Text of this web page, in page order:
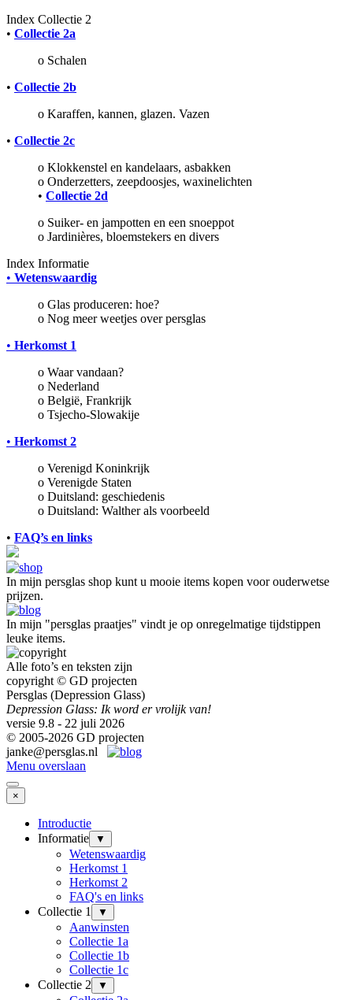
Index Collectie 2
• Collectie 2a
o Schalen
• Collectie 2b
o Karaffen, kannen, glazen. Vazen
• Collectie 2c
o Klokkenstel en kandelaars, asbakken
o Onderzetters, zeepdoosjes, waxinelichten
• Collectie 2d
o Suiker- en jampotten en een snoeppot
o Jardinières, bloemstekers en divers
Index Informatie
• Wetenswaardig
o Glas produceren: hoe?
o Nog meer weetjes over persglas
• Herkomst 1
o Waar vandaan?
o Nederland
o België, Frankrijk
o Tsjecho-Slowakije
• Herkomst 2
o Verenigd Koninkrijk
o Verenigde Staten
o Duitsland: geschiedenis
o Duitsland: Walther als voorbeeld
• FAQ’s en links
In mijn persglas shop kunt u mooie items kopen voor ouderwetse
prijzen.
In mijn "persglas praatjes" vindt je op onregelmatige tijdstippen
leuke items.
Alle foto’s en teksten zijn
copyright © GD projecten
Persglas (Depression Glass)
Depression Glass: Ik word er vrolijk van!
versie 9.8 - 22 juli 2026
© 2005-2026 GD projecten
janke@persglas.nl
Menu overslaan
×
Introductie
Informatie
▼
Wetenswaardig
Herkomst 1
Herkomst 2
FAQ's en links
Collectie 1
▼
Aanwinsten
Collectie 1a
Collectie 1b
Collectie 1c
Collectie 2
▼